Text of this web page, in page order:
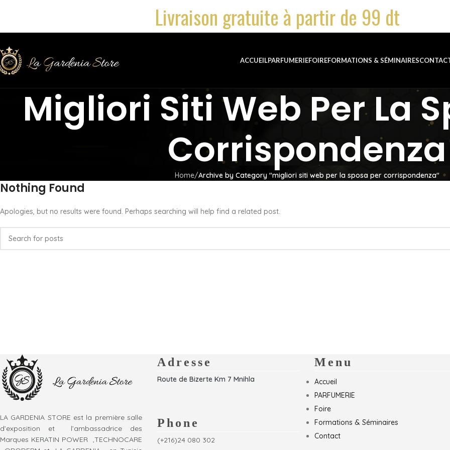
Livraison gratuite à partir de 99 dt
ACCUEILPARFUMERIEFOIREFORMATIONS & SÉMINAIRES
Migliori Siti Web Per La
Corrispondenza
Home Archive by Category "migliori siti web per la sposa per corrispondenza"
Nothing Found
Apologies, but no results were found. Perhaps searching will help find a related post.
LA GARDENIA STORE est la première salle
d’exposition et l’ambassadrice des
Marques KERATIN POWER ,TECHNOCARE
Adresse
Route de Bizerte Km 7 Mnihla
Phone
(+216)24 080 302
Menu
Accueil
PARFUMERIE
Foire
Formations & Séminaires
Contact